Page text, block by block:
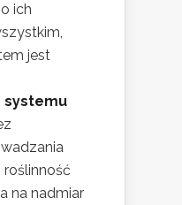
ich
jest
systemu
na nadmiar